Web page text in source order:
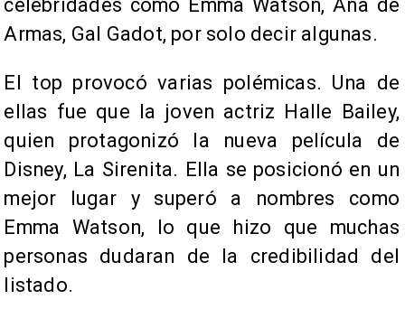
celebridades como Emma Watson, Ana de
Armas, Gal Gadot, por solo decir algunas.
El top provocó varias polémicas. Una de
ellas fue que la joven actriz Halle Bailey,
quien protagonizó la nueva película de
Disney, La Sirenita. Ella se posicionó en un
mejor lugar y superó a nombres como
Emma Watson, lo que hizo que muchas
personas dudaran de la credibilidad del
listado.